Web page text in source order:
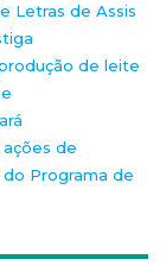
Letras de Assis
de leite
de
Programa de